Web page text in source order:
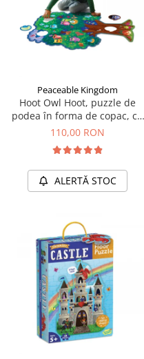
Peaceable Kingdom
Hoot Owl Hoot, puzzle de
podea în forma de copac, cu
bufnite
110,00 RON
ALERTĂ STOC